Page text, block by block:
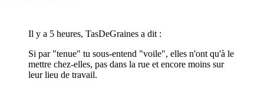
Il y a 5 heures, TasDeGraines a dit :
Si par "tenue" tu sous-entend "voile", elles n'ont qu'à le
mettre chez-elles, pas dans la rue et encore moins sur
leur lieu de travail.